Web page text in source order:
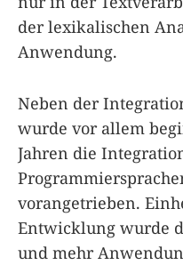
der lexikalischen
Anwendung.
Neben der
wurde vor allem
Jahren die
vorangetrieben.
Entwicklung wurde
und mehr